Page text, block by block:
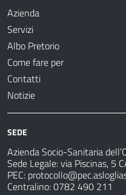
Azienda
Servizi
Albo Pretorio
Come fare per
Contatti
Notizie
SEDE
Azienda Socio-Sanitaria
Sede Legale: via Piscinas, 5
PEC:
Centralino: 0782 490 211